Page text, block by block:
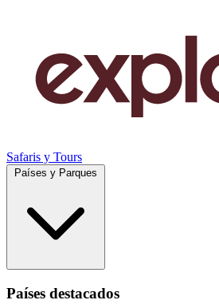
Safaris y Tours
Países destacados